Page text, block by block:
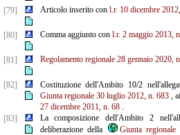
[79] Articolo inserito con l.r. 10 dicembre
[80] Comma aggiunto con l.r. 2 maggio 2013,
[81] Regolamento regionale 28 gennaio 2020,
[82]
Costituzione dell'Ambito 10/2
Giunta regionale 30 luglio 2012, n. 683 ,
27 dicembre 2011, n. 68.
[83]
La composizione dell'Ambito 2
deliberazione della
Giunta